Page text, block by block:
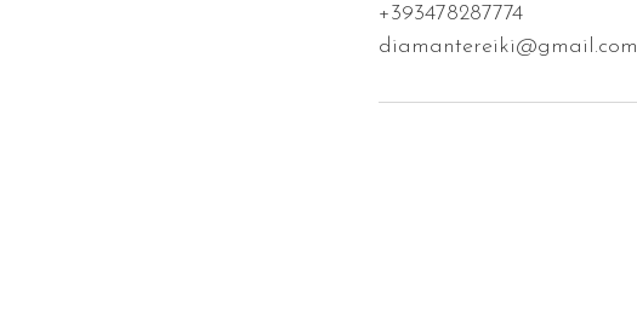
+393478287774
diamantereiki@gmail.com